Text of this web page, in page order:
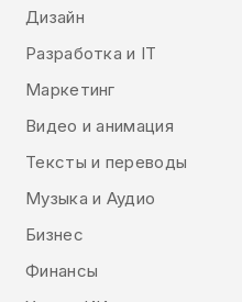
Дизайн
Разработка и IT
Маркетинг
Видео и анимация
Тексты и переводы
Музыка и Аудио
Бизнес
Финансы